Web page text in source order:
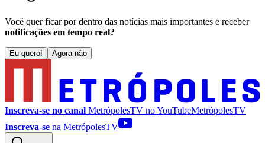
Você quer ficar por dentro das notícias mais importantes e receber
notificações em tempo real?
Eu quero! Agora não
Inscreva-se no canal MetrópolesTV noYouTubeMetrópolesTV
Inscreva-se na MetrópolesTV